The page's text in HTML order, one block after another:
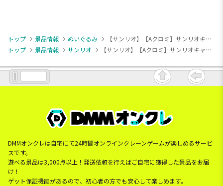
トップ 景品情報 ぬいぐるみ
【サンリオ】【Aクロミ】サンリオキャラクターズ キラキラ夜空ドールBIGタイプ2
トップ
景品情報 サンリオ 【サンリオ】【Aクロミ】サンリオキャラクターズ キラキラ夜空ドールBIGタイプ2
DMMオンクレは自宅にて24時間オンラインクレーンゲームが楽しめるサービ
スです。
遊べる景品は3,000点以上！発送依頼を行えばご自宅に獲得した景品をお届
け！
ゲット保証機能があるので、初心者の方でも安心して楽しめます。